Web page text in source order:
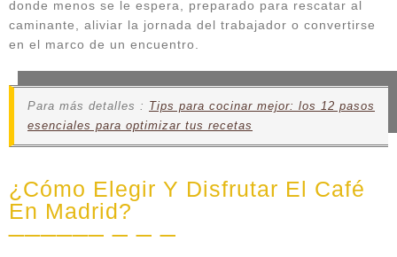
donde menos se le espera, preparado para rescatar al
caminante, aliviar la jornada del trabajador o convertirse
en el marco de un encuentro.
Para más detalles : Tips para cocinar mejor: los 12 pasos
esenciales para optimizar tus recetas
¿Cómo Elegir Y Disfrutar El Café
En Madrid?